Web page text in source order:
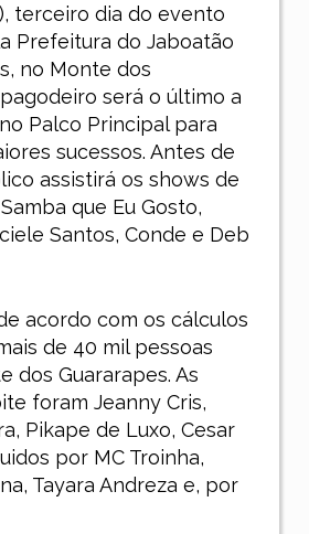
terceiro dia do evento
Prefeitura do Jaboatão
no Monte dos
será o último a
Palco Principal para
sucessos. Antes de
assistirá os shows de
que Eu Gosto,
Santos, Conde e Deb
acordo com os cálculos
de 40 mil pessoas
dos Guararapes. As
foram Jeanny Cris,
Pikape de Luxo, Cesar
por MC Troinha,
Tayara Andreza e, por